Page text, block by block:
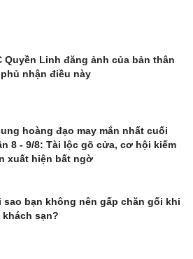
Quyền Linh đăng ảnh của bản thân
nhận điều này
hoàng đạo may mắn nhất cuối
8 - 9/8: Tài lộc gõ cửa, cơ hội kiếm
xuất hiện bất ngờ
sao bạn không nên gấp chăn gối khi
khách sạn?